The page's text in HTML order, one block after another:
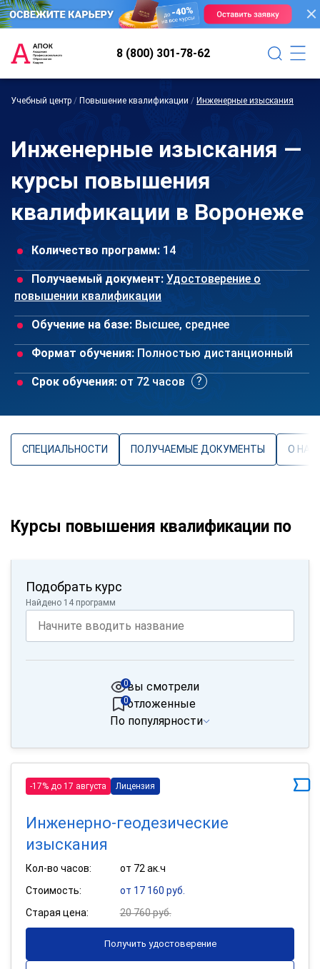
8 (800) 301-78-62
Учебный центр / Повышение квалификации / Инженерные изыскания
Инженерные изыскания —
курсы повышения
квалификации в Воронеже
Количество программ: 14
Получаемый документ: Удостоверение о
повышении квалификации
Обучение на базе: Высшее, среднее
Формат обучения: Полностью дистанционный
Срок обучения: от 72 часов
СПЕЦИАЛЬНОСТИ ПОЛУЧАЕМЫЕ ДОКУМЕНТЫ О
Курсы повышения квалификации по
Подобрать курс
Найдено 14 программ
вы смотрели
0
отложенные
0
По популярности
-17% до 17 августа Лицензия
Инженерно-геодезические
изыскания
Кол-во часов:
от 72 ак.ч
Стоимость:
от 17 160 руб.
Старая цена:
20 760 руб.
Получить удостоверение